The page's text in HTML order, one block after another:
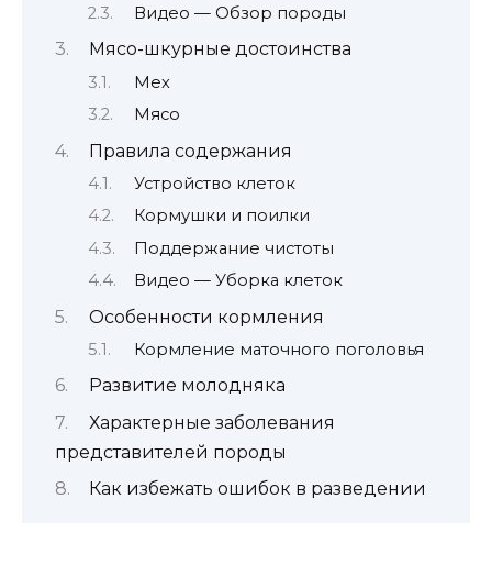
Видео — Обзор породы
Мясо-шкурные достоинства
Мех
Мясо
Правила содержания
Устройство клеток
Кормушки и поилки
Поддержание чистоты
Видео — Уборка клеток
Особенности кормления
Кормление маточного поголовья
Развитие молодняка
Характерные заболевания
представителей породы
Как избежать ошибок в разведении